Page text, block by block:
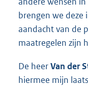
brengen we
aandacht van de
maatregelen zijn
De heerVan der
hiermee mijn